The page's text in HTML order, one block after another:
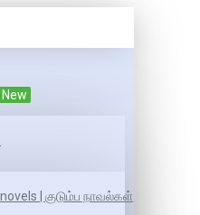
New
| குடும்ப நாவல்கள்